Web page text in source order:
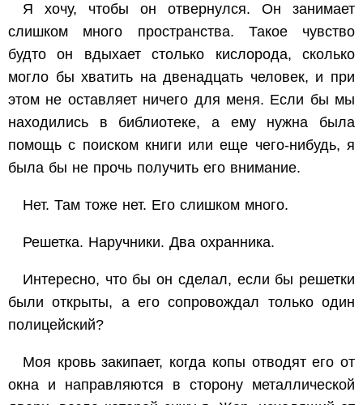
Я хочу, чтобы он отвернулся. Он занимает
слишком много пространства. Такое чувство
будто он вдыхает столько кислорода, сколько
могло бы хватить на двенадцать человек, и при
этом не оставляет ничего для меня. Если бы мы
находились в библиотеке, а ему нужна была
помощь с поиском книги или еще чего-нибудь, я
была бы не прочь получить его внимание.
Нет. Там тоже нет. Его слишком много.
Решетка. Наручники. Два охранника.
Интересно, что бы он сделал, если бы решетки
были открыты, а его сопровождал только один
полицейский?
Моя кровь закипает, когда копы отводят его от
окна и направляются в сторону металлической